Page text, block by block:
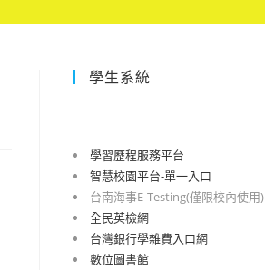
學生系統
學習歷程服務平台
智慧校園平台-單一入口
台南海事E-Testing(僅限校內使用)
全民英檢網
台灣銀行學雜費入口網
數位圖書館